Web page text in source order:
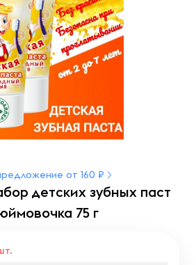
от 160 ₽
детских зубных паст
75 г